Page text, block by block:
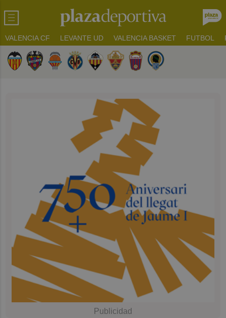
VALENCIA CF LEVANTE UD VALENCIA BASKET FUTBOL